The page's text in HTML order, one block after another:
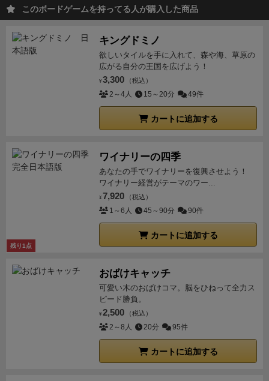
げたりすることもできますがコストがかかります。あ
とで説明します。■９ カードの説明プレイヤーが
受け取ったカードは４種類あります。
カード。１～４の数字各３枚計12枚。
ピードメーターのアイコンがあります。このカードを
手札から出してその数字の合計分だけ車を進めま
② 初期改良カード。０と５とヒートカード
（赤いカード）各1枚計３枚。・０と５にはスピ
ードメーターのアイコンがありませんのでスピードカ
と同様です。違いはあとで説明します。
ードはコーナーなどでスピードを出したくないときに
・ヒートカードはスピードを上げたい
ときなどに使います。あとで説明します。
改良カードの中のヒートカードにはプレイヤー色が着
・レーサーが運転中集中力を失った状態を表し
ピードが決まっていません。車を進める段階でランダ
ムにスピードが決まります。④ ヒートカード（赤
いカード）６枚
・ヒートカード６枚をプレイヤー
ボードの真ん中に表向けに置いてください。
の６枚にはプレイヤー色がありませんが，効果はプレ
イヤー色のあるヒートカードと同じです。・いま
ヒートカード６枚を置いた場所はエンジンという名前
います。基本で流れを覚えたら、絶対に導入推奨で
カードを追加するのですが、ややカスタマイズの自由
度が低い気がするので、慣れたら好きにカスタマイズ
して「ぼくがかんがえたさいきょうのくるま」みたい
に遊んでみても楽しいと思います。カスタムパーツを
ル系カードのバランスは怪しいですが)「天候と路面状
況モジュール」コースに天候トークンと路面状況トー
ば晴れならエンジンが暖まった状態でスタート(ヒート
カードを最初から何枚か追加)等、コースにちょっとし
た変化を与えてくれます。路面状況トークンもコーナ
ーや直線毎に微妙な変化(コーナーの制限速度増減等)
を与えてくれ、4つのコースと合わせて高いリプレイ
性を提供してくれます。導入が簡単でコースがワンパ
み合わせはランダムで決めるのですが、たまにとんで
もなく難コースになってしまうことも。
モジュール」NPCカーを導入できるモジュールです。
レースゲームなので、走る車の台数が多い方が盛り上
がりますが、毎回大人数でプレイできるわけではあり
ません。そこでこのモジュールを使えば好きな数の
NPCを追加できるので、少人数でも(１人でも！)遊ぶ
もコーリン・チャップマン率いる ロータス
ーシングカーでは当たり前のバスタブ型コクピットを
持つモノコックシャシーなどの革新的な技術を生み出
し、F1界のトレンドリーダー的存在となった。 そし
て、そのロータスと組んでF1に参入するはずだったの
ホンダである。2輪のグランプリレースで大
活躍していたホンダは４輪自動車レースの最高峰F1に
挑戦を決意。しかし、ホンダはロータスから一方的に
提携を破棄され、車体もエンジンも自社製作して1964
歴史的な初勝利を記録。今でこそホンダは巨大自動車
メーカーだが、当時は4輪自動車のノウハウが無いに
も関わらず、いきなり自動車レースの最高峰へと挑戦
するというチャレンジャーだった。
ジシェイプへの進化英国のロータスはフォーミュラカ
ーの定番だった葉巻型から、ラジエーターをコクピッ
ト両横に配置した「ロータス72」を1970年に投入。ウ
ミュラカーの原型となるデザインの同車がシーズン5
勝をマークすると、たちまちF1のスタンダードになっ
ウェッジシェイプは、フロントに搭載して
いたラジエーターをサイドに配置することにより空気
ェイプによりダウンフォースが増す。これにより、最
高速度とコーナリング性能は飛躍的に向上した。1960
しいのです。あと、気になった点が勝者の決め方で
違和感、、、。手番数を同じにしてゴールを切った人
の中で、一番マスを進んでいる人が優勝とのこと。先
にゴールを切った人が優勝！が一番自然で納得感のあ
るルールであると思います。
した。エルドラドの方がかなり簡単なゲームですが。
レースのカーブでの我慢比べを良く表現して
いるゲーム。
良い感じ。特にカードのイラストが。
ースの疾走感より、コーナーリングに焦点を当てたゲ
ームだと知っておくべき。(重要！)
ーを抜けた先の、ホームストレート(での手札)のみに
依存、といっても過言ではないゲーム設計。インタラ
クションが、ほぼスリップストリームのみ。そして運
ードのアイコンが分かりにくく感じました。
ースと乖離していると感じる部分が随所にあり、度々
違和感を感じます。⚫︎悪い点
ず、お邪魔カード１〜２枚追加くらいだけだし（とい
ってもそれなりに邪魔ではあるが）、むしろスピンし
たって１位でゴールできる可能性すら残っているゲー
ム設計になっているので、個人のデッキマネジメント
に焦点が当てられているのはまさに今風といえるだろ
さらにこのゲームがいいのは、前作の似たシステ
ムのゲーム「フラムルージュ」の基本セットのみだ
単調になりがちだったのが、４種類のマップに、カス
おり、他のプレイヤーとの差がある状態でスタートで
きるようにしてあることだろう。※ちなみにフラムル
ージュの拡張で、これらの元となるものがあるが、拡
張単体が高いし、国内流通もあまりなかったので、最
初からフルで入っているのは、この下地があったから
なので、最初からカスタムカード入れ
ると、プレイヤーそれぞれの特性が出るので、結構お
このインストが少し増えるのはネックと言えばネック
ではあるが。全体的に褒めているが、気になる点もい
なり長い。理由として、前作はすすめるコマが２つあ
たのに対し、こちらは最大４枚まで出せるので処理が
このボードゲームを持ってる人が購入した商品
キングドミノ
欲しいタイルを手に入れて、森や海、草原の
広がる自分の王国を広げよう！
¥ 3,300 （税込）
2～4人 15～20分 49件
カートに追加する
残り1点
ワイナリーの四季
あなたの手でワイナリーを復興させよう！
ワイナリー経営がテーマのワー...
¥ 7,920 （税込）
1～6人 45～90分 90件
カートに追加する
おばけキャッチ
可愛い木のおばけコマ。脳をひねって全力ス
ピード勝負。
¥ 2,500 （税込）
2～8人 20分 95件
カートに追加する